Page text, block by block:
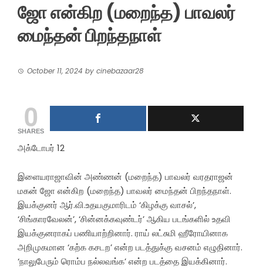
ஜோ என்கிற (மறைந்த) பாவலர்
மைந்தன் பிறந்தநாள்
October 11, 2024 by cinebazaar28
0
SHARES
அக்டோபர் 12
இளையராஜாவின் அண்ணன் (மறைந்த) பாவலர் வரதராஜன்
மகன் ஜோ என்கிற (மறைந்த) பாவலர் மைந்தன் பிறந்தநாள்.
இயக்குனர் ஆர்.வி.உதயகுமாரிடம் ‘கிழக்கு வாசல்’,
‘சிங்காரவேலன்’, ‘சின்னக்கவுண்டர்’ ஆகிய படங்களில் உதவி
இயக்குனராகப் பணியாற்றினார். ராய் லட்சுமி ஹீரோயினாக
அறிமுகமான ‘கற்க கசடற’ என்ற படத்துக்கு வசனம் எழுதினார்.
‘நாலுபேரும் ரொம்ப நல்லவங்க’ என்ற படத்தை இயக்கினார்.